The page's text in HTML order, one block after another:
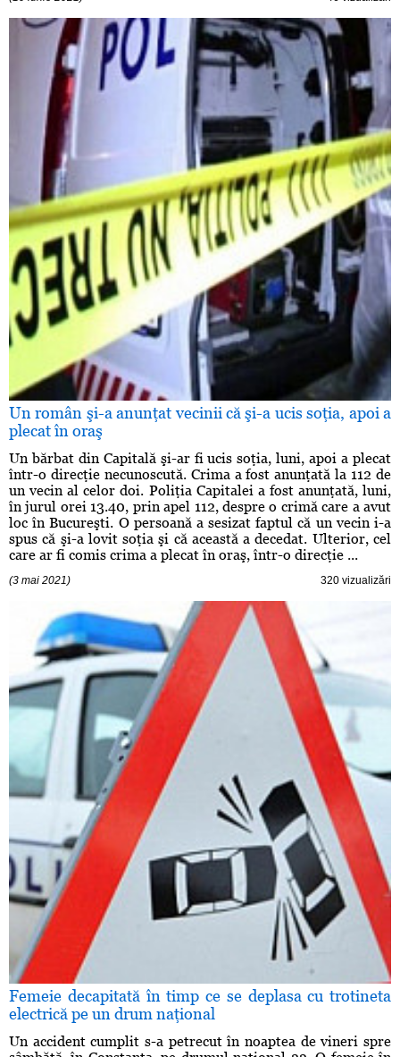
Un român şi-a anunţat vecinii că şi-a ucis soţia, apoi a
plecat în oraş
Un bărbat din Capitală şi-ar fi ucis soţia, luni, apoi a plecat
într-o direcţie necunoscută. Crima a fost anunţată la 112 de
un vecin al celor doi. Poliţia Capitalei a fost anunţată, luni,
în jurul orei 13.40, prin apel 112, despre o crimă care a avut
loc în Bucureşti. O persoană a sesizat faptul că un vecin i-a
spus că şi-a lovit soţia şi că această a decedat. Ulterior, cel
care ar fi comis crima a plecat în oraş, într-o direcţie ...
(3 mai 2021) 320 vizualizări
Femeie decapitată în timp ce se deplasa cu trotineta
electrică pe un drum naţional
Un accident cumplit s-a petrecut în noaptea de vineri spre